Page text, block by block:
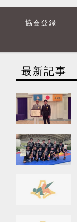
協会登録
最新記事